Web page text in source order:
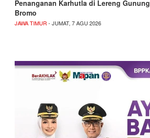
Penanganan Karhutla di Lereng Gunung
Bromo
JAWA TIMUR - JUMAT, 7 AGU 2026